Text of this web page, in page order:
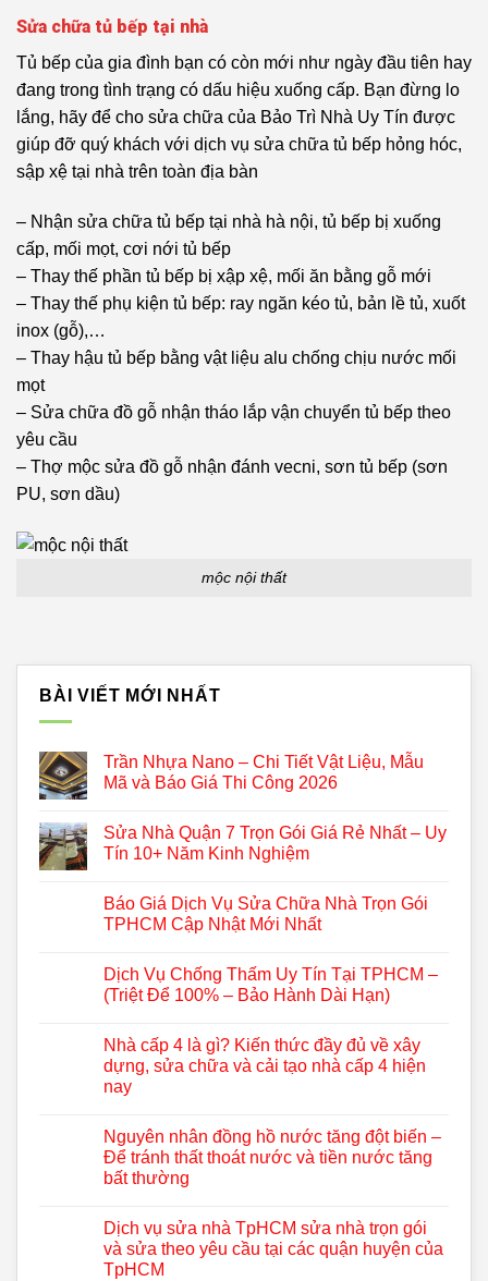
Sửa chữa tủ bếp tại nhà
Tủ bếp của gia đình bạn có còn mới như ngày đầu tiên hay
đang trong tình trạng có dấu hiệu xuống cấp. Bạn đừng lo
lắng, hãy để cho sửa chữa của Bảo Trì Nhà Uy Tín được
giúp đỡ quý khách với dịch vụ sửa chữa tủ bếp hỏng hóc,
sập xệ tại nhà trên toàn địa bàn
– Nhận sửa chữa tủ bếp tại nhà hà nội, tủ bếp bị xuống
cấp, mối mọt, cơi nới tủ bếp
– Thay thế phần tủ bếp bị xập xệ, mối ăn bằng gỗ mới
– Thay thế phụ kiện tủ bếp: ray ngăn kéo tủ, bản lề tủ, xuốt
inox (gỗ),…
– Thay hậu tủ bếp bằng vật liệu alu chống chịu nước mối
mọt
– Sửa chữa đồ gỗ nhận tháo lắp vận chuyển tủ bếp theo
yêu cầu
– Thợ mộc sửa đồ gỗ nhận đánh vecni, sơn tủ bếp (sơn
PU, sơn dầu)
mộc nội thất
BÀI VIẾT MỚI NHẤT
Trần Nhựa Nano – Chi Tiết Vật Liệu, Mẫu
Mã và Báo Giá Thi Công 2026
Sửa Nhà Quận 7 Trọn Gói Giá Rẻ Nhất – Uy
Tín 10+ Năm Kinh Nghiệm
Báo Giá Dịch Vụ Sửa Chữa Nhà Trọn Gói
TPHCM Cập Nhật Mới Nhất
Dịch Vụ Chống Thấm Uy Tín Tại TPHCM –
(Triệt Để 100% – Bảo Hành Dài Hạn)
Nhà cấp 4 là gì? Kiến thức đầy đủ về xây
dựng, sửa chữa và cải tạo nhà cấp 4 hiện
nay
Nguyên nhân đồng hồ nước tăng đột biến –
Để tránh thất thoát nước và tiền nước tăng
bất thường
Dịch vụ sửa nhà TpHCM sửa nhà trọn gói
và sửa theo yêu cầu tại các quận huyện của
TpHCM